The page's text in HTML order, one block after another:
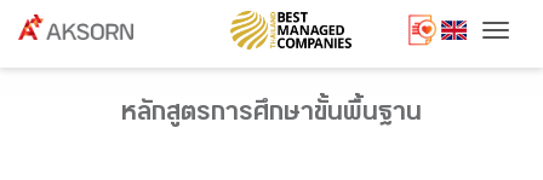
หลักสูตรการศึกษาขั้นพื้นฐาน